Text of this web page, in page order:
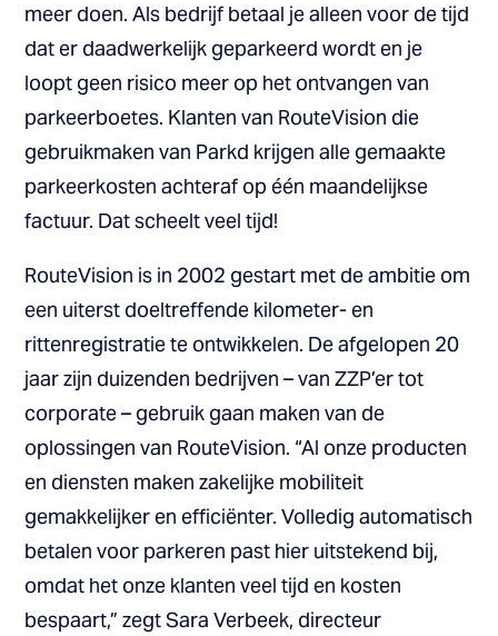
meer doen. Als bedrijf betaal je alleen voor de tijd
dat er daadwerkelijk geparkeerd wordt en je
loopt geen risico meer op het ontvangen van
parkeerboetes. Klanten van RouteVision die
gebruikmaken van Parkd krijgen alle gemaakte
parkeerkosten achteraf op één maandelijkse
factuur. Dat scheelt veel tijd!
RouteVision is in 2002 gestart met de ambitie om
een uiterst doeltreffende kilometer- en
rittenregistratie te ontwikkelen. De afgelopen 20
jaar zijn duizenden bedrijven – van ZZP’er tot
corporate – gebruik gaan maken van de
oplossingen van RouteVision. “Al onze producten
en diensten maken zakelijke mobiliteit
gemakkelijker en efficiënter. Volledig automatisch
betalen voor parkeren past hier uitstekend bij,
omdat het onze klanten veel tijd en kosten
bespaart,” zegt Sara Verbeek, directeur